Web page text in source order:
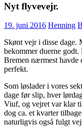
Nyt flyvevejr.
19. juni 2016 Henning
Skønt vejr i disse dage.
bekommer duerne
Bremen nærmest havde
perfekt.
Som løslader i vores
dage før slip, hver
Viuf, og vejret var klar
dog ca. et kvarter
naturligvis også fulgt